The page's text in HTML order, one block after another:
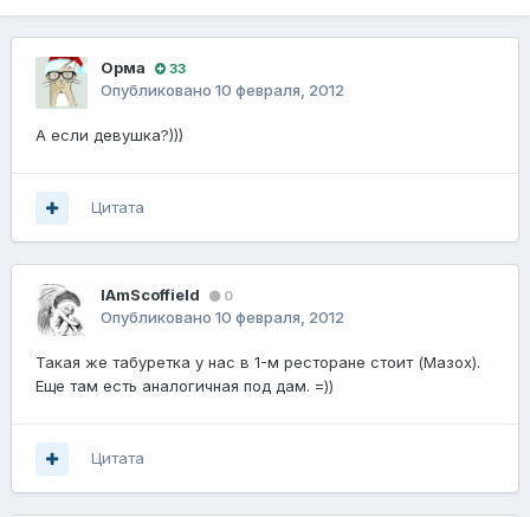
Орма 33
Опубликовано 10 февраля, 2012
А если девушка?)))
Цитата
IAmScoffield 0
Опубликовано 10 февраля, 2012
Такая же табуретка у нас в 1-м ресторане стоит (Мазох).
Еще там есть аналогичная под дам. =))
Цитата